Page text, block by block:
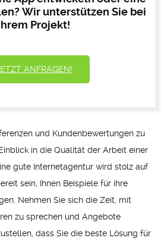
Wir unterstützen Sie bei
Projekt!
ANFRAGEN!
und Kundenbewertungen zu
in die Qualität der Arbeit einer
gute Internetagentur wird stolz auf
sein, Ihnen Beispiele für ihre
Nehmen Sie sich die Zeit, mit
zu sprechen und Angebote
dass Sie die beste Lösung für